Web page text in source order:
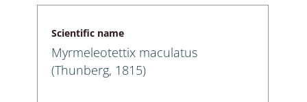
Scientific name
Myrmeleotettix maculatus
(Thunberg, 1815)